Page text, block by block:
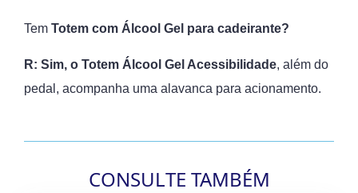
Tem Totem com Álcool Gel para cadeirante?
R: Sim, o Totem Álcool Gel Acessibilidade, além do
pedal, acompanha uma alavanca para acionamento.
CONSULTE TAMBÉM